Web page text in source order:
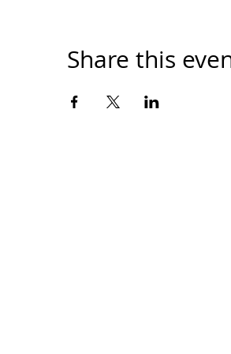
Share this